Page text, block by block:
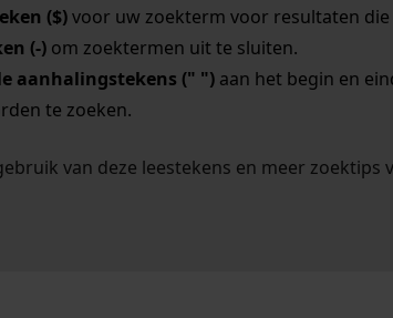
($)voor uw zoekterm voor resultaten die
(-)om zoektermen uit te sluiten.
aanhalingstekens (" ")aan het begin en
te zoeken.
van deze leestekens en meer zoektips